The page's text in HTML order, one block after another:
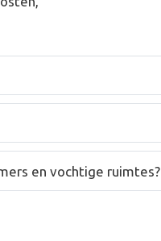
en vochtige ruimtes?